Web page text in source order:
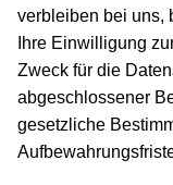
verbleiben bei uns,
Ihre Einwilligung
Zweck für die
abgeschlossener
gesetzliche